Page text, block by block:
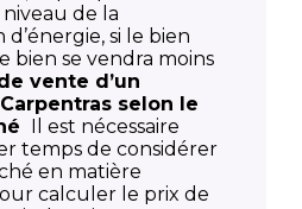
de la
si le bien
bien se vendra moins
vente d’un
selon le
Il est nécessaire
temps de considérer
en matière
calculer le prix de